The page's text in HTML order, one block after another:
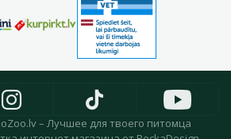
– Лучшее для твоего питомца